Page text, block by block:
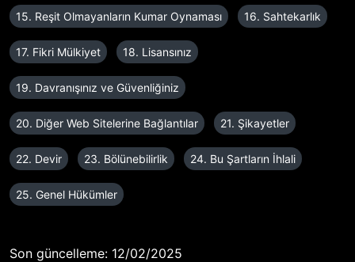
15. Reşit Olmayanların Kumar Oynaması 16. Sahtekarlık
17. Fikri Mülkiyet 18. Lisansınız
19. Davranışınız ve Güvenliğiniz
20. Diğer Web Sitelerine Bağlantılar 21. Şikayetler
22. Devir 23. Bölünebilirlik 24. Bu Şartların İhlali
25. Genel Hükümler
Son güncelleme: 12/02/2025